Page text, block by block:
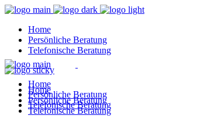
Home
Per­sön­li­che Beratung
Tele­fo­ni­sche Beratung
Home
Per­sön­li­che Beratung
Tele­fo­ni­sche Beratung
Home
Per­sön­li­che Beratung
Tele­fo­ni­sche Beratung